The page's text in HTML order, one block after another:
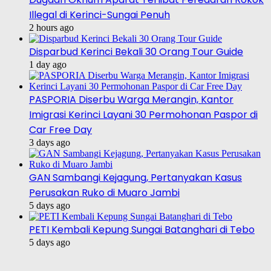
Illegal di Kerinci-Sungai Penuh
2 hours ago
Disparbud Kerinci Bekali 30 Orang Tour Guide
1 day ago
PASPORIA Diserbu Warga Merangin, Kantor
Imigrasi Kerinci Layani 30 Permohonan Paspor di
Car Free Day
3 days ago
GAN Sambangi Kejagung, Pertanyakan Kasus
Perusakan Ruko di Muaro Jambi
5 days ago
PETI Kembali Kepung Sungai Batanghari di Tebo
5 days ago